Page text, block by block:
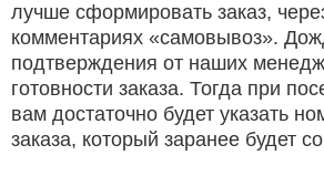
лучше сформировать заказ,
комментариях «самовывоз».
подтверждения от наших
готовности заказа. Тогда при
вам достаточно будет указать
заказа, который заранее будет